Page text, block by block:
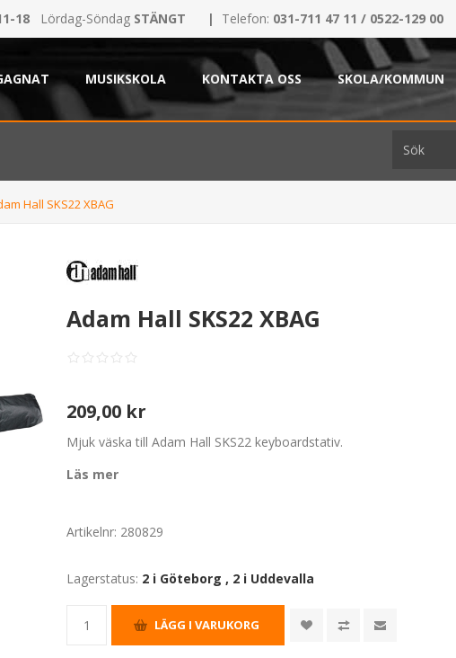
18 Lördag-Söndag STÄNGT | Telefon: 031-711 47 11 / 0522-129 00
MUSIKSKOLA KONTAKTA OSS SKOLA/KOMMUN
Hall SKS22 XBAG
Adam Hall SKS22 XBAG
209,00 kr
Mjuk väska till Adam Hall SKS22 keyboardstativ.
Läs mer
Artikelnr: 280829
Lagerstatus: 2 i Göteborg , 2 i Uddevalla